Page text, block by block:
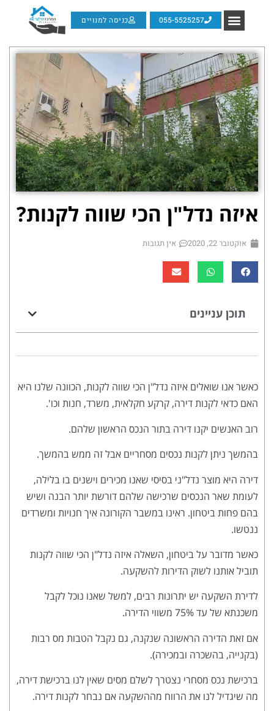
055-5525257 כניסה למנויים
איזה נדל"ן הכי שווה לקנות?
אוקטובר 22, 2020 אין תגובות
תוכן עניינים
כאשר אנו שואלים איזה נדל"ן הכי שווה לקנות, הכוונה שלנו היא
האם כדאי לקנות דירה, קרקע חקלאית, משרד, חנות וכו'.
רוב האנשים יקנו דירה בתור הנכס הראשון שלהם.
בהמשך ניתן לקנות נכסים מסחריים אבל זה ממש בהמשך.
דירה היא מוצר נדל"ני בסיסי שאנו מכירים וישנים בו בלילה,
לעומת שאר הנכסים שרכישה שלהם דורשת יותר הבנה ושיש
בהם פחות ביטחון. ראינו במשבר הקורונה איך חנויות ומשרדים
ננטשו.
כאשר מדובר על ביטחון, השאלה איזה נדל"ן הכי שווה לקנות
תוביל אותנו לשוק הדירות להשקעה.
לדירת השקעה יש יתרונות רבים, למשל שאנו נוכל לקבל
משכנתא של עד 75% משווי הדירה.
אם זאת הדירה הראשונה שנקנה, גם נקבל הטבות מס רבות
(בקנייה, בהשכרה ובמכירה).
ברכישת נכס מסחרי נצטרך לשלם מסים שאין לנו ברכישת דירה,
מה שיגדיל לנו את הרווח מההשקעה אם נבחר לקנות דירה.